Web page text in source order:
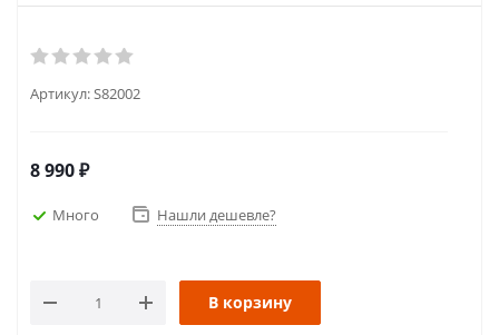
Артикул:S82002
8 990₽
Много Нашли дешевле?
В корзину